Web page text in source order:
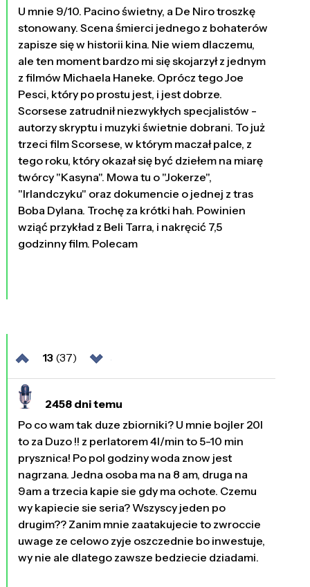
U mnie 9/10. Pacino świetny, a De Niro troszkę
stonowany. Scena śmierci jednego z bohaterów
zapisze się w historii kina. Nie wiem dlaczemu,
ale ten moment bardzo mi się skojarzył z jednym
z filmów Michaela Haneke. Oprócz tego Joe
Pesci, który po prostu jest, i jest dobrze.
Scorsese zatrudnił niezwykłych specjalistów -
autorzy skryptu i muzyki świetnie dobrani. To już
trzeci film Scorsese, w którym maczał palce, z
tego roku, który okazał się być dziełem na miarę
twórcy "Kasyna". Mowa tu o "Jokerze",
"Irlandczyku" oraz dokumencie o jednej z tras
Boba Dylana. Trochę za krótki hah. Powinien
wziąć przykład z Beli Tarra, i nakręcić 7,5
godzinny film. Polecam
13 (37)
2458 dni temu
Po co wam tak duze zbiorniki? U mnie bojler 20l
to za Duzo !! z perlatorem 4l/min to 5-10 min
prysznica! Po pol godziny woda znow jest
nagrzana. Jedna osoba ma na 8 am, druga na
9am a trzecia kapie sie gdy ma ochote. Czemu
wy kapiecie sie seria? Wszyscy jeden po
drugim?? Zanim mnie zaatakujecie to zwroccie
uwage ze celowo zyje oszczednie bo inwestuje,
wy nie ale dlatego zawsze bedziecie dziadami.